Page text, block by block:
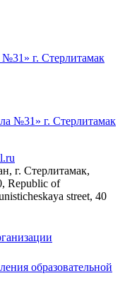
№31» г. Стерлитамак
г. Стерлитамак,
Republic of
street, 40
образовательной